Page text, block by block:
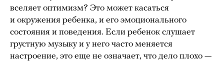
вселяет оптимизм? Это может касаться
и окружения ребенка, и его эмоционального
состояния и поведения. Если ребенок слушает
грустную музыку и у него часто меняется
настроение, это еще не означает, что дело плохо —